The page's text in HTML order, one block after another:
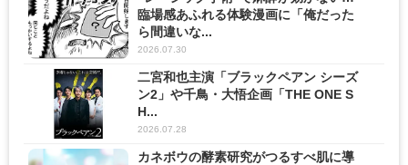
臨場感あふれる体験漫画に「俺だった
ら間違いな...
2026.07.30
二宮和也主演「ブラックペアン シーズ
ン2」や千鳥・大悟企画「THE ONE S
H...
2026.07.28
カネボウの酵素研究がつるすべ肌に導